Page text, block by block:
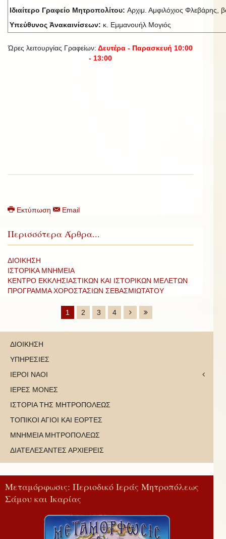
Ιδιαίτερο Γραφείο Μητροπολίτου: Αρχιμ. Αμφιλόχιος Φλεβάρης,
Υπεύθυνος Ἀνακαινίσεων: κ. Εμμανουήλ Μογιός
Ώρες λειτουργίας Γραφείων: Δευτέρα - Παρασκευή 10:00
- 13:00
Εκτύπωση Email
Περισσότερα Άρθρα...
ΔΙΟΙΚΗΣΗ
ΙΣΤΟΡΙΚΑ ΜΝΗΜΕΙΑ
ΚΕΝΤΡΟ ΕΚΚΛΗΣΙΑΣΤΙΚΩΝ ΚΑΙ ΙΣΤΟΡΙΚΩΝ ΜΕΛΕΤΩΝ
ΠΡΟΓΡΑΜΜΑ ΧΟΡΟΣΤΑΣΙΩΝ ΣΕΒΑΣΜΙΩΤΑΤΟΥ
1 2 3 4
ΔΙΟΙΚΗΣΗ
ΥΠΗΡΕΣΙΕΣ
ΙΕΡΟΙ ΝΑΟΙ
ΙΕΡΕΣ ΜΟΝΕΣ
ΙΣΤΟΡΙΑ ΤΗΣ ΜΗΤΡΟΠΟΛΕΩΣ
ΤΟΠΙΚΟΙ ΑΓΙΟΙ ΚΑΙ ΕΟΡΤΕΣ
ΜΝΗΜΕΙΑ ΜΗΤΡΟΠΟΛΕΩΣ
ΔΙΑΤΕΛΕΣΑΝΤΕΣ ΑΡΧΙΕΡΕΙΣ
Μεταμόρφωσις: Περιοδικό Ιεράς Μητροπόλεως
Σάμου και Ικαρίας